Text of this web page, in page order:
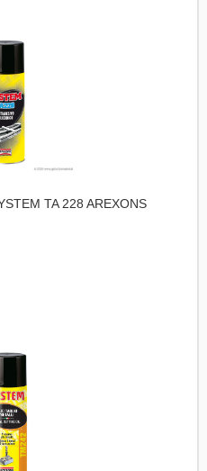
TA 228 AREXONS